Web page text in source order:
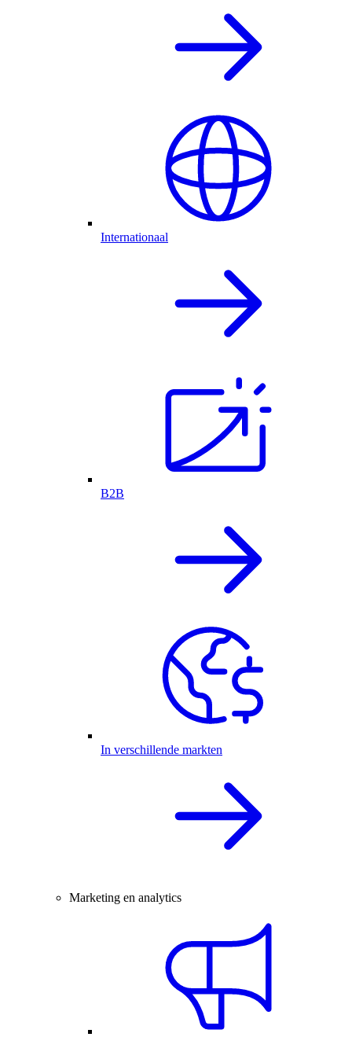
Internationaal
B2B
In verschillende markten
Marketing en analytics